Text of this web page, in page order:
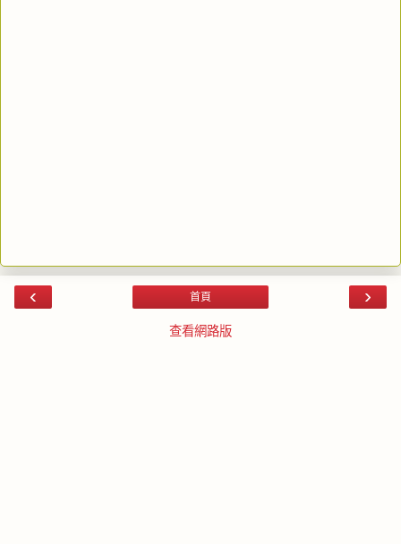
‹ ›
首頁
查看網路版